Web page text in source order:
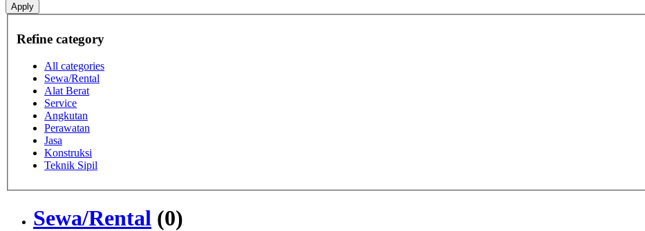
Apply
Refine category
All categories
Sewa/Rental
Alat Berat
Service
Angkutan
Perawatan
Jasa
Konstruksi
Teknik Sipil
Sewa/Rental (0)